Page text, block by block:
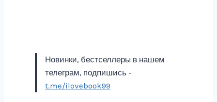
Новинки, бестселлеры в нашем
телеграм, подпишись -
t.me/ilovebook99